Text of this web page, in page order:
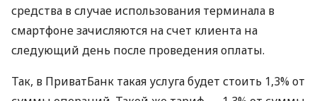
средства в случае использования терминала в
смартфоне зачисляются на счет клиента на
следующий день после проведения оплаты.
Так, в ПриватБанк такая услуга будет стоить 1,3% от